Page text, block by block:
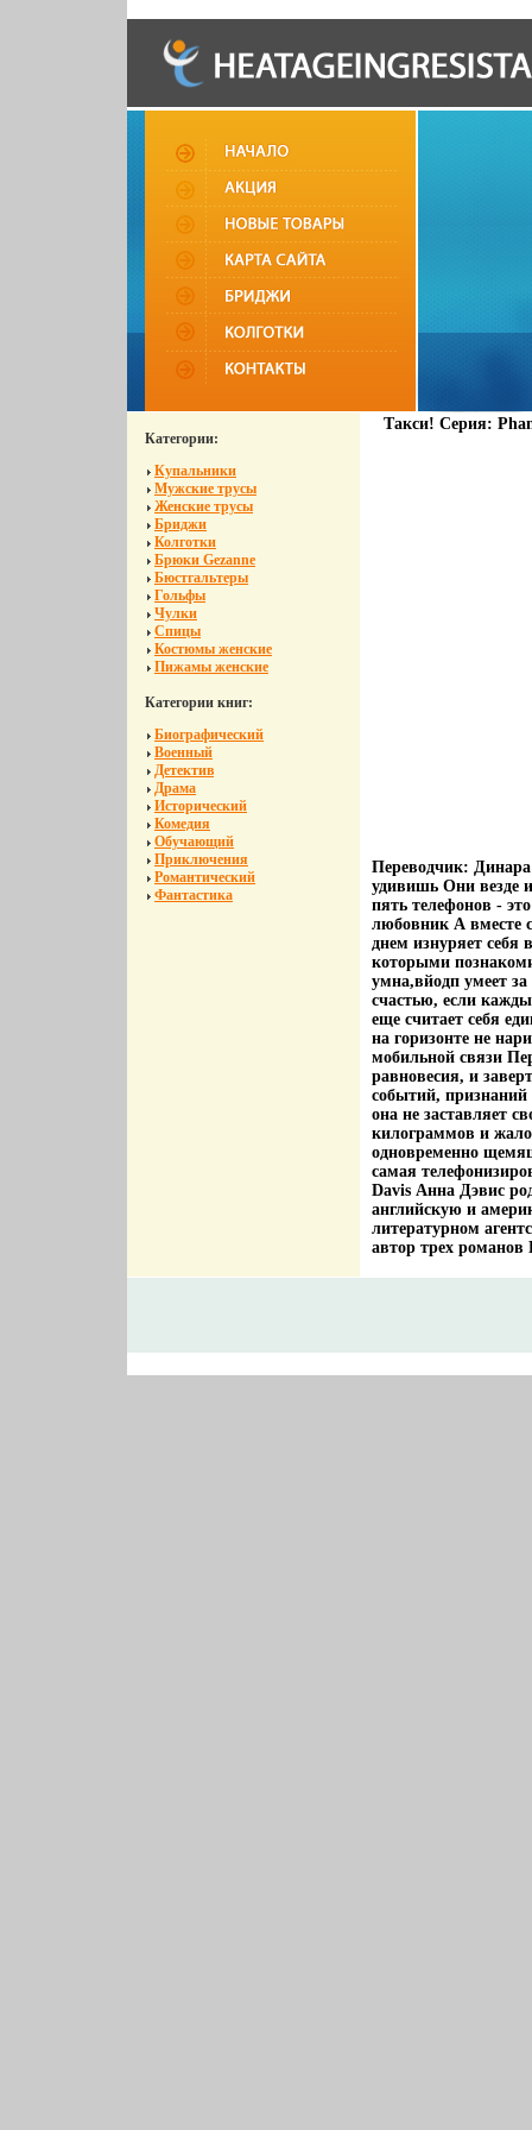
Категории:
Купальники
Мужские трусы
Женские трусы
Бриджи
Колготки
Брюки Gezanne
Бюстгальтеры
Гольфы
Чулки
Спицы
Костюмы женские
Пижамы женские
Категории книг:
Биографический
Военный
Детектив
Драма
Исторический
Комедия
Обучающий
Приключения
Романтический
Фантастика
Такси! Серия:
Переводчик:
удивишь Они везде
пять телефонов -
любовник А вместе
днем изнуряет себя
которыми
умна,вйодп умеет за
счастью, если
еще считает себя
на горизонте не
мобильной связи
равновесия, и
событий,
она не заставляет
килограммов и
одновременно
самая
Davis Анна Дэвис
английскую и
литературном
автор трех романов